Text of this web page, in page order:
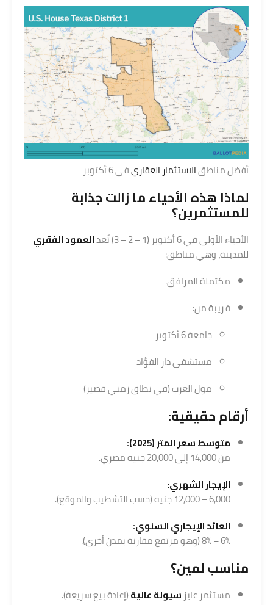
أفضل مناطقالاستثمار العقاريفي 6 أكتوبر
لماذا هذه الأحياء ما زالت جذابة
للمستثمرين؟
الأحياء الأولى في 6 أكتوبر (1 – 2 – 3) تُعد
العمود الفقري
للمدينة، وهي مناطق:
مكتملة المرافق.
قريبة من:
جامعة 6 أكتوبر
مستشفى دار الفؤاد
مول العرب (في نطاق زمني قصير)
أرقام حقيقية:
متوسط سعر المتر (2025):
من 14,000 إلى 20,000 جنيه مصري.
الإيجار الشهري:
6,000 – 12,000 جنيه (حسب التشطيب والموقع).
العائد الإيجاري السنوي:
6% – 8% (وهو مرتفع مقارنة بمدن أخرى).
مناسب لمين؟
مستثمر عايز سيولة عالية(إعادة بيع سريعة).